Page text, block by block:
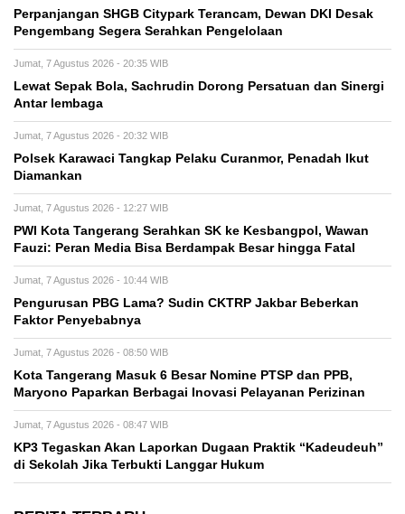
Perpanjangan SHGB Citypark Terancam, Dewan DKI Desak
Pengembang Segera Serahkan Pengelolaan
Jumat, 7 Agustus 2026 - 20:35 WIB
Lewat Sepak Bola, Sachrudin Dorong Persatuan dan Sinergi
Antar lembaga
Jumat, 7 Agustus 2026 - 20:32 WIB
Polsek Karawaci Tangkap Pelaku Curanmor, Penadah Ikut
Diamankan
Jumat, 7 Agustus 2026 - 12:27 WIB
PWI Kota Tangerang Serahkan SK ke Kesbangpol, Wawan
Fauzi: Peran Media Bisa Berdampak Besar hingga Fatal
Jumat, 7 Agustus 2026 - 10:44 WIB
Pengurusan PBG Lama? Sudin CKTRP Jakbar Beberkan
Faktor Penyebabnya
Jumat, 7 Agustus 2026 - 08:50 WIB
Kota Tangerang Masuk 6 Besar Nomine PTSP dan PPB,
Maryono Paparkan Berbagai Inovasi Pelayanan Perizinan
Jumat, 7 Agustus 2026 - 08:47 WIB
KP3 Tegaskan Akan Laporkan Dugaan Praktik “Kadeudeuh”
di Sekolah Jika Terbukti Langgar Hukum